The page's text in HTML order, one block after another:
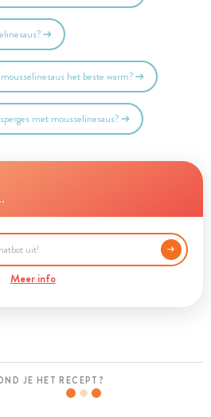
het beste warm?
met mousselinesaus?
Meer info
JE HET RECEPT?